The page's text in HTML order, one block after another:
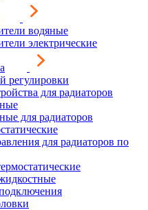
водяные
электрические
регулировки
для радиаторов
для радиаторов
для радиаторов по